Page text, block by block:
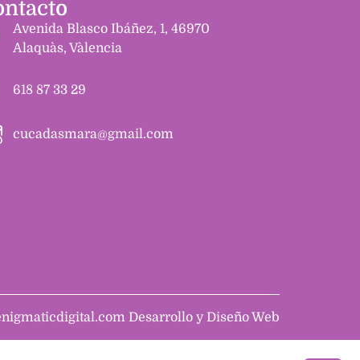
Avenida Blasco Ibáñez, 1, 46970
Alaquàs, Vàlencia
618 87 33 29
cucadasmara@gmail.com
Desarrollo y Diseño Web